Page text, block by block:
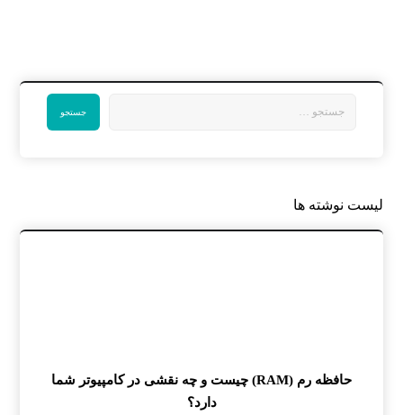
جستجو
لیست نوشته ها
حافظه رم (RAM) چیست و چه نقشی در کامپیوتر شما
دارد؟